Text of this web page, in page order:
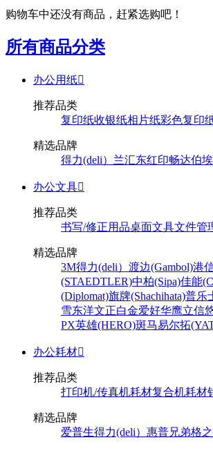
购物车中还没有商品，赶紧选购吧！
所有商品分类
办公用纸
推荐品类
复印纸收银纸相片纸彩色复印
精选品牌
得力(deli） 兰汇东红印畅达伯
办公文具
推荐品类
书写/修正用品桌面文具文件管
精选品牌
3M得力(deli） 渡边(Gambol)港
(STAEDTLER)中柏(Sipa)佳能
(Diplomat)旗牌(Shachihata)普乐
雪东洋文正白金爱好华鹰立信
PX英雄(HERO)斑马易尔拓
办公耗材
推荐品类
打印机/传真机耗材复合机耗材
精选品牌
爱普生得力(deli） 惠普兄弟格